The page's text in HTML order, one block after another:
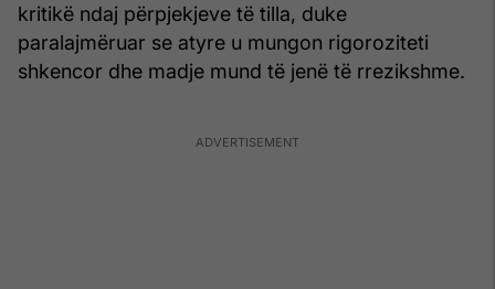
kritikë ndaj përpjekjeve të tilla, duke
paralajmëruar se atyre u mungon rigoroziteti
shkencor dhe madje mund të jenë të rrezikshme.